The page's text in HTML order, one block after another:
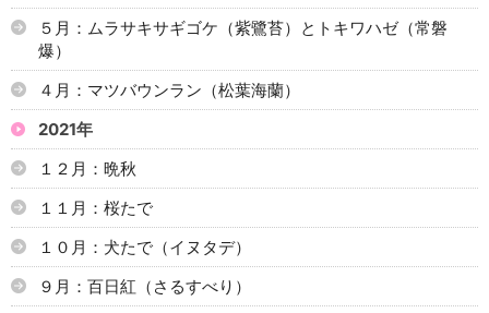
５月：ムラサキサギゴケ（紫鷺苔）とトキワハゼ（常磐
爆）
４月：マツバウンラン（松葉海蘭）
2021年
１２月：晩秋
１１月：桜たで
１０月：犬たで（イヌタデ）
９月：百日紅（さるすべり）